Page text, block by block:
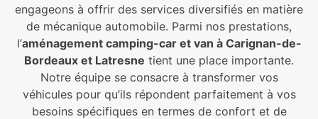
engageons à offrir des services diversifiés en matière
de mécanique automobile. Parmi nos prestations,
l’aménagement camping-car et van à Carignan-de-
Bordeaux et Latresne tient une place importante.
Notre équipe se consacre à transformer vos
véhicules pour qu’ils répondent parfaitement à vos
besoins spécifiques en termes de confort et de